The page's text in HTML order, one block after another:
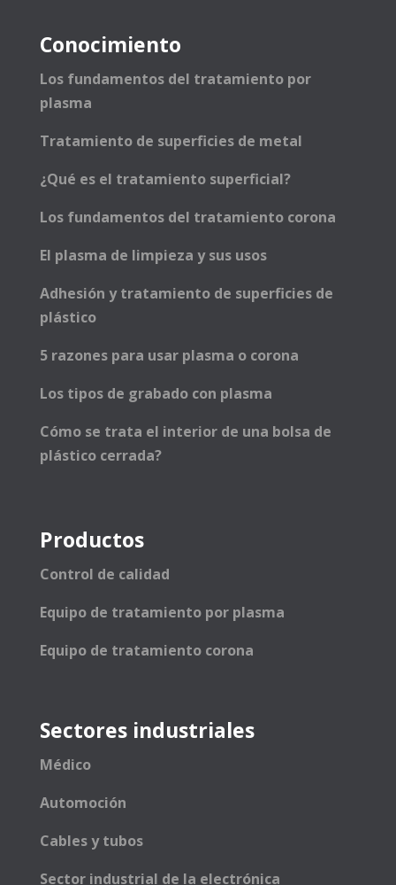
Conocimiento
Los fundamentos del tratamiento por
plasma
Tratamiento de superficies de metal
¿Qué es el tratamiento superficial?
Los fundamentos del tratamiento corona
El plasma de limpieza y sus usos
Adhesión y tratamiento de superficies de
plástico
5 razones para usar plasma o corona
Los tipos de grabado con plasma
Cómo se trata el interior de una bolsa de
plástico cerrada?
Productos
Control de calidad
Equipo de tratamiento por plasma
Equipo de tratamiento corona
Sectores industriales
Médico
Automoción
Cables y tubos
Sector industrial de la electrónica